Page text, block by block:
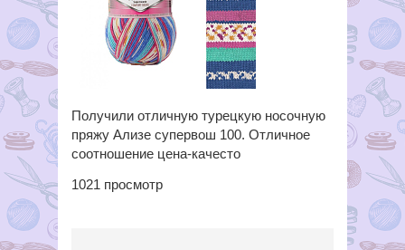
Получили отличную турецкую носочную
пряжу Ализе супервош 100. Отличное
соотношение цена-качесто
1021 просмотр